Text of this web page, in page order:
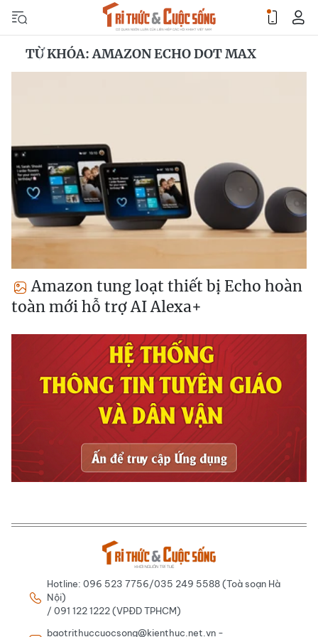
TỪ KHÓA: AMAZON ECHO DOT MAX
Amazon tung loạt thiết bị Echo hoàn
toàn mới hỗ trợ AI Alexa+
Hotline: 096 523 7756/035 249 5588 (Toà soạn Hà
Nội)
/ 091 122 1222 (VPĐD TPHCM)
baotrithuccuocsong@kienthuc.net.vn -